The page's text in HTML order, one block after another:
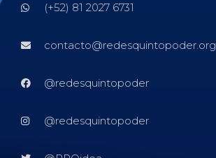
(+52) 81 2027 6731
contacto@redesquintopoder.org
@redesquintopoder
@redesquintopoder